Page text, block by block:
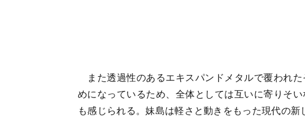
また透過性のあるエキスパンドメタルで覆われ
めになっているため、全体としては互いに寄りそ
も感じられる。妹島は軽さと動きをもった現代の新